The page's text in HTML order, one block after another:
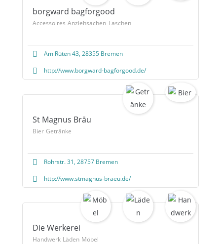
borgward bagforgood
Accessoires Anziehsachen Taschen
Am Rüten 43, 28355 Bremen
http://www.borgward-bagforgood.de/
St Magnus Bräu
Bier Getränke
Rohrstr. 31, 28757 Bremen
http://www.stmagnus-braeu.de/
Die Werkerei
Handwerk Läden Möbel